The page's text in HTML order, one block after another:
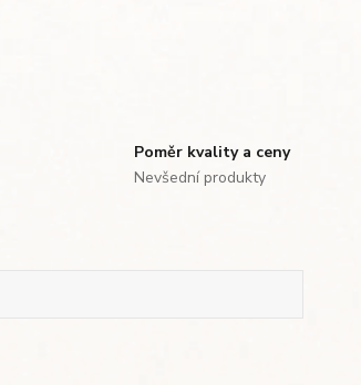
Poměr kvality a ceny
Nevšední produkty